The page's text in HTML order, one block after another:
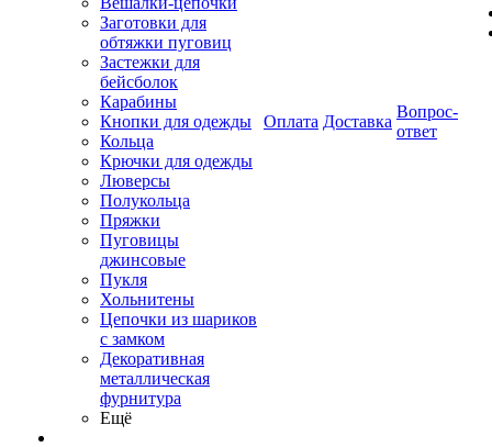
Заготовки для
обтяжки пуговиц
Застежки для
бейсболок
Карабины
Кнопки для одежды
Кольца
Крючки для одежды
Люверсы
Полукольца
Пряжки
Пуговицы
джинсовые
Пукля
Хольнитены
Цепочки из шариков
с замком
Декоративная
металлическая
фурнитура
Ещё
Оплата Доставка
Вопрос-
ответ